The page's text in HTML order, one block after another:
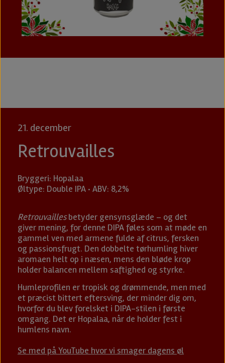
21. december
Retrouvailles
Bryggeri: Hopalaa
Øltype: Double IPA · ABV: 8,2%
Retrouvaillesbetyder gensynsglæde – og det
giver mening, for denne DIPA føles som at møde en
gammel ven med armene fulde af citrus, fersken
og passionsfrugt. Den dobbelte tørhumling hiver
aromaen helt op i næsen, mens den bløde krop
holder balancen mellem saftighed og styrke.
Humleprofilen er tropisk og drømmende, men med
et præcist bittert eftersving, der minder dig om,
hvorfor du blev forelsket i DIPA-stilen i første
omgang. Det er Hopalaa, når de holder fest i
humlens navn.
Se med på YouTube hvor vi smager dagens øl